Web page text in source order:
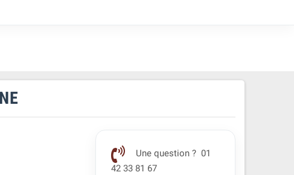
Une question ? 01
42 33 81 67